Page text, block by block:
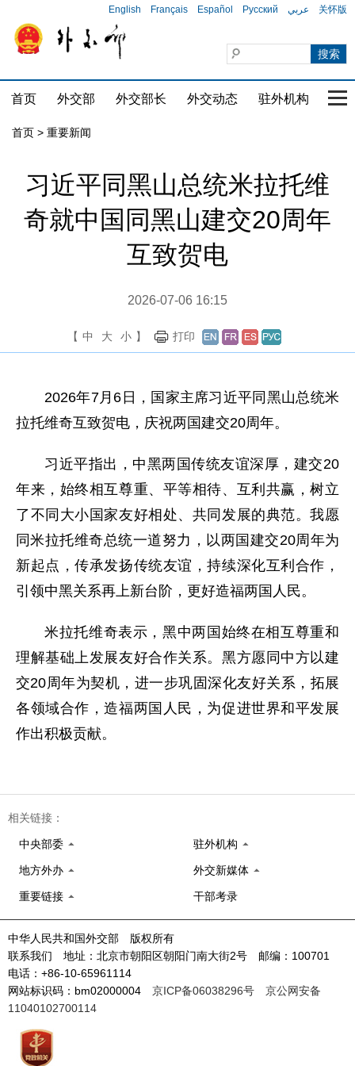
English Français Español Русский عربي 关怀版
首页 外交部 外交部长 外交动态 驻外机构 国
首页 > 重要新闻
习近平同黑山总统米拉托维
奇就中国同黑山建交20周年
互致贺电
2026-07-06 16:15
【 中 大 小 】 打印
2026年7月6日，国家主席习近平同黑山总统米
拉托维奇互致贺电，庆祝两国建交20周年。
习近平指出，中黑两国传统友谊深厚，建交20
年来，始终相互尊重、平等相待、互利共赢，树立
了不同大小国家友好相处、共同发展的典范。我愿
同米拉托维奇总统一道努力，以两国建交20周年为
新起点，传承发扬传统友谊，持续深化互利合作，
引领中黑关系再上新台阶，更好造福两国人民。
米拉托维奇表示，黑中两国始终在相互尊重和
理解基础上发展友好合作关系。黑方愿同中方以建
交20周年为契机，进一步巩固深化友好关系，拓展
各领域合作，造福两国人民，为促进世界和平发展
作出积极贡献。
相关链接：
中央部委 驻外机构
地方外办 外交新媒体
重要链接 干部考录
中华人民共和国外交部 版权所有
联系我们 地址：北京市朝阳区朝阳门南大街2号 邮编：100701
电话：+86-10-65961114
网站标识码：bm02000004 京ICP备06038296号
京公网安备
11040102700114